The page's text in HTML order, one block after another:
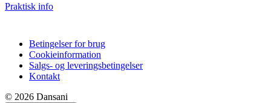
Praktisk info
Betingelser for brug
Cookieinformation
Salgs- og leveringsbetingelser
Kontakt
© 2026 Dansani